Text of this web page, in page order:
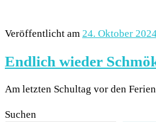
Veröffentlicht am 24. Oktober
Endlich wieder
Am letzten Schultag vor den
Suchen